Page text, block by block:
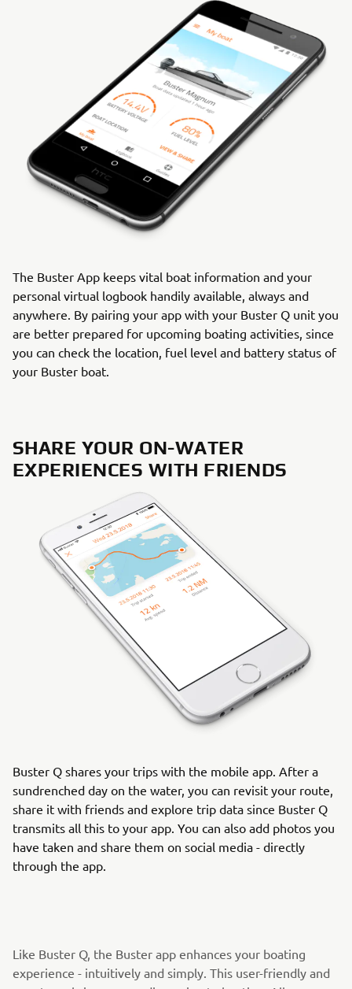
The Buster App keeps vital boat information and your
personal virtual logbook handily available, always and
anywhere. By pairing your app with your Buster Q unit you
are better prepared for upcoming boating activities, since
you can check the location, fuel level and battery status of
your Buster boat.
SHARE YOUR ON-WATER
EXPERIENCES WITH FRIENDS
Buster Q shares your trips with the mobile app. After a
sundrenched day on the water, you can revisit your route,
share it with friends and explore trip data since Buster Q
transmits all this to your app. You can also add photos you
have taken and share them on social media - directly
through the app.
Like Buster Q, the Buster app enhances your boating
experience - intuitively and simply. This user-friendly and